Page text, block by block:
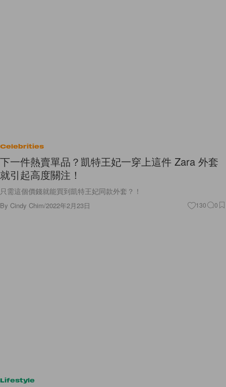
Celebrities
下一件熱賣單品？凱特王妃一穿上這件 Zara 外套
就引起高度關注！
只需這個價錢就能買到凱特王妃同款外套？！
By Cindy Chim/2022年2月23日 130 0
Lifestyle